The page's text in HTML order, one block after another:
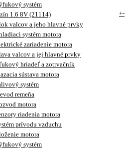
systém
1.6 8V (21114)
+-
valcov a jeho hlavné prvky
systém motora
zariadenie motora
valcov a jej hlavné prvky
hriadeľ a zotrvačník
sústava motora
systém
remeňa
motora
riadenia motora
prívodu vzduchu
motora
systém